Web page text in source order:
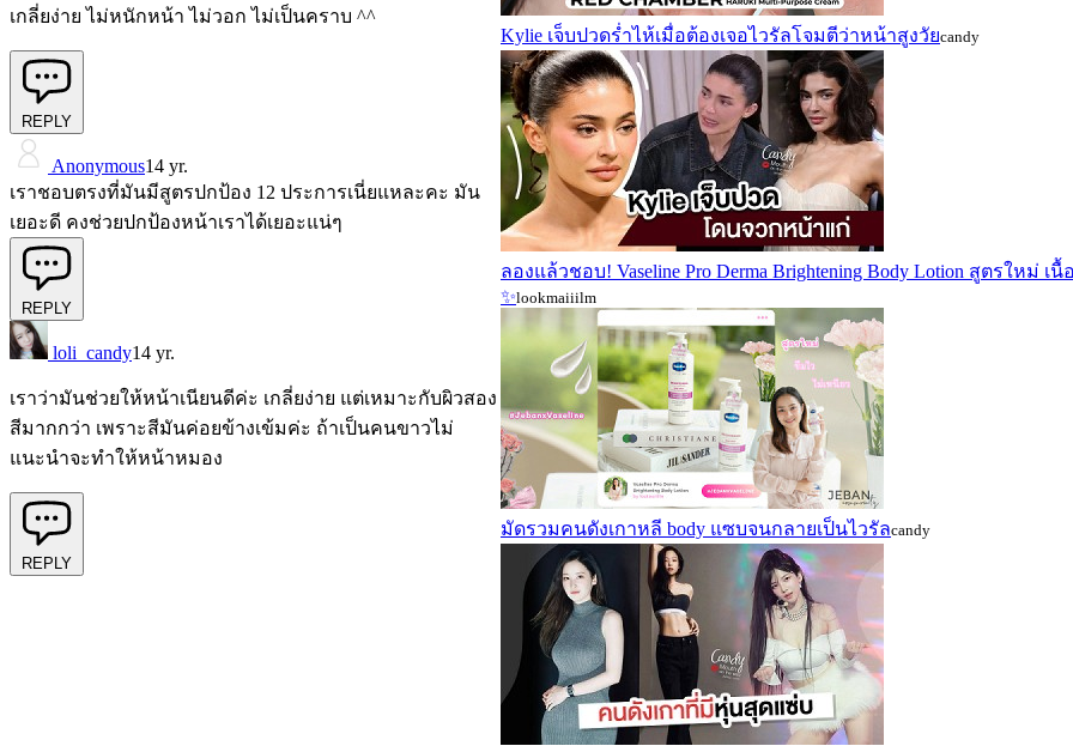
เกลี่ยง่าย ไม่หนักหน้า ไม่วอก ไม่เป็นคราบ ^^
REPLY
Anonymous14 yr.
เราชอบตรงที่มันมีสูตรปกป้อง 12 ประการเนี่ยแหละคะ มัน
เยอะดี คงช่วยปกป้องหน้าเราได้เยอะแน่ๆ
REPLY
loli_candy14 yr.
เราว่ามันช่วยให้หน้าเนียนดีค่ะ เกลี่ยง่าย แต่เหมาะกับผิวสอง
สีมากกว่า เพราะสีมันค่อยข้างเข้มค่ะ ถ้าเป็นคนขาวไม่
แนะนำจะทำให้หน้าหมอง
REPLY
Kylie เจ็บปวดร่ำไห้เมื่อต้องเจอไวรัลโจมตีว่าหน้าสูงวัยcandy
ลองแล้วชอบ! Vaseline Pro Derma Brightening Body Lotion สูตรใหม่
✨lookmaiiilm
มัดรวมคนดังเกาหลี body แซบจนกลายเป็นไวรัลcandy